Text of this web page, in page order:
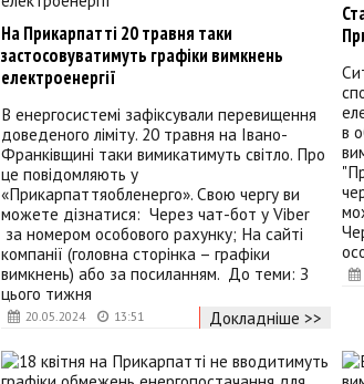
20.05.2024 13:51
На Прикарпатті 20 травня таки
застосовуватимуть графіки вимкнень
електроенергії
В енергосистемі зафіксували перевищення
доведеного ліміту. 20 травня на Івано-
Франківщині таки вимикатимуть світло. Про
це повідомляють у
«Прикарпаттяобленерго». Свою чергу ви
можете дізнатися: Через чат-бот у Viber
за номером особового рахунку; На сайті
компанії (головна сторінка – графіки
вимкнень) або за посиланням. До теми: З
цього тижня
Докладніше >>
в